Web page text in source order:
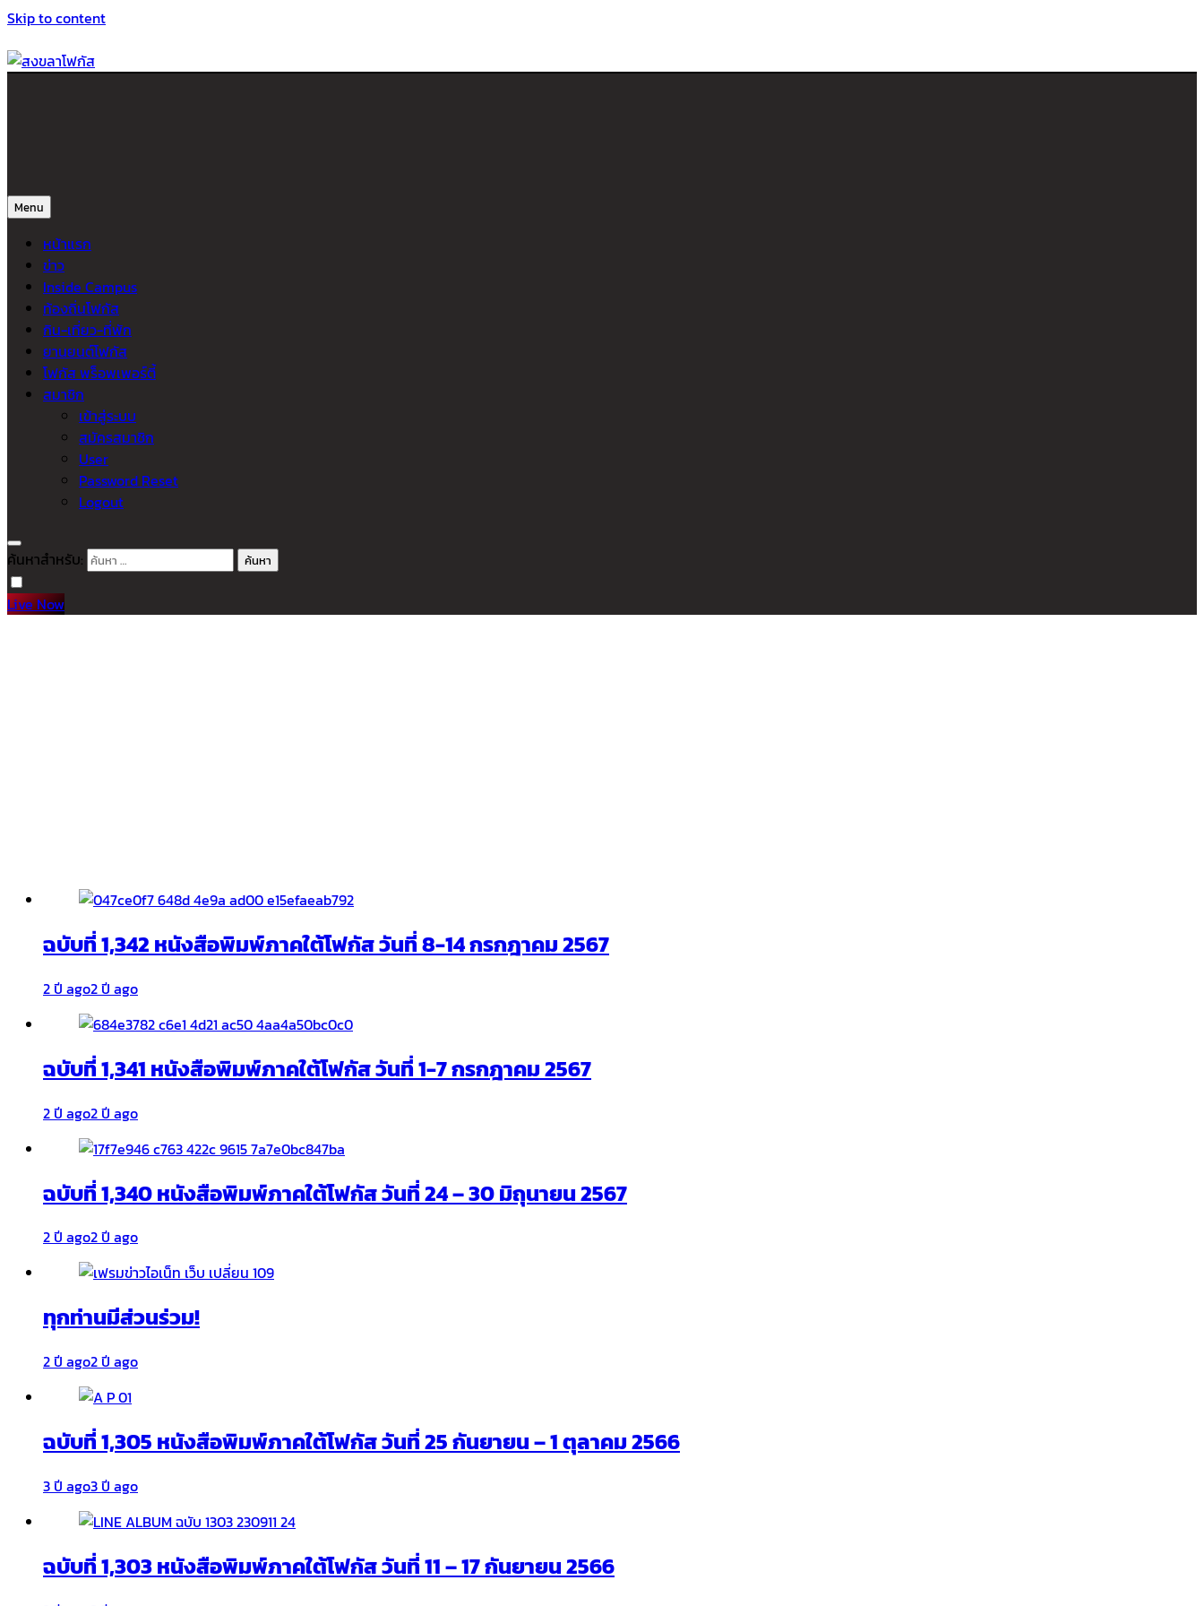
Skip to content
Menu
หน้าแรก
ข่าว
Inside Campus
ท้องถิ่นโฟกัส
กิน-เที่ยว-ที่พัก
ยานยนต์โฟกัส
โฟกัส พร็อพเพอร์ตี้
สมาชิก
เข้าสู่ระบบ
สมัครสมาชิก
User
Password Reset
Logout
ค้นหาสำหรับ:
Live Now
ฉบับที่ 1,342 หนังสือพิมพ์ภาคใต้โฟกัส วันที่ 8-14 กรกฎาคม 2567
2 ปี ago2 ปี ago
ฉบับที่ 1,341 หนังสือพิมพ์ภาคใต้โฟกัส วันที่ 1-7 กรกฎาคม 2567
2 ปี ago2 ปี ago
ฉบับที่ 1,340 หนังสือพิมพ์ภาคใต้โฟกัส วันที่ 24 – 30 มิถุนายน 2567
2 ปี ago2 ปี ago
ทุกท่านมีส่วนร่วม!
2 ปี ago2 ปี ago
ฉบับที่ 1,305 หนังสือพิมพ์ภาคใต้โฟกัส วันที่ 25 กันยายน – 1 ตุลาคม 2566
3 ปี ago3 ปี ago
ฉบับที่ 1,303 หนังสือพิมพ์ภาคใต้โฟกัส วันที่ 11 – 17 กันยายน 2566